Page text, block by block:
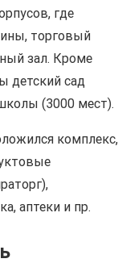
где
торговый
зал. Кроме
детский сад
(3000 мест).
комплекс,
аптеки и пр.